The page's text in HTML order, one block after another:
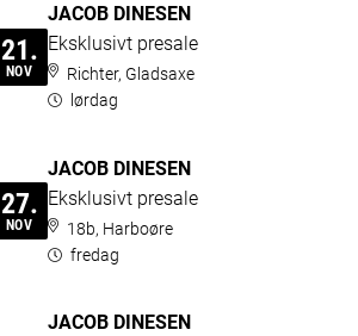
21.
NOV
JACOB DINESEN
Eksklusivt presale
Richter, Gladsaxe
lørdag
27.
NOV
JACOB DINESEN
Eksklusivt presale
18b, Harboøre
fredag
JACOB DINESEN